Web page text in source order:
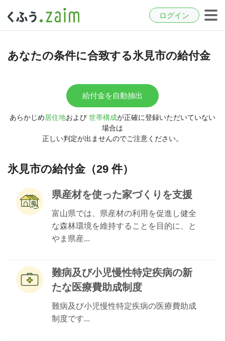
ログイン
あなたの条件に合致する氷見市の給付金
給付金を自動抽出
あらかじめ居住地および 世帯構成が正確に登録いただいていない
場合は
正しい判定が出ませんのでご注意ください。
氷見市の給付金（29 件）
県産材を使った家づくりを支援
富山県では、県産材の利用を促進し健全
な森林環境を維持することを目的に、と
やま県産...
難病及び小児慢性特定疾病の新
たな医療費助成制度
難病及び小児慢性特定疾病の医療費助成
制度です...